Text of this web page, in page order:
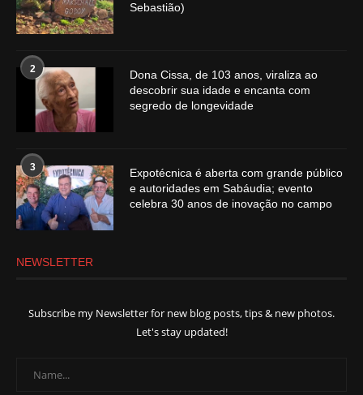
Sebastião)
2
Dona Cissa, de 103 anos, viraliza ao
descobrir sua idade e encanta com
segredo de longevidade
3
Expotécnica é aberta com grande público
e autoridades em Sabáudia; evento
celebra 30 anos de inovação no campo
NEWSLETTER
Subscribe my Newsletter for new blog posts, tips & new photos.
Let's stay updated!